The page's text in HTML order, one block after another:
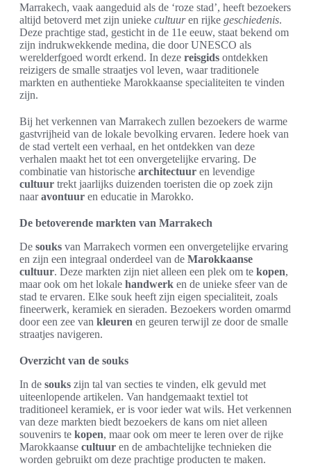
Marrakech, vaak aangeduid als de ‘roze stad’, heeft bezoekers
altijd betoverd met zijn unieke cultuuren rijke geschiedenis.
Deze prachtige stad, gesticht in de 11e eeuw, staat bekend om
zijn indrukwekkende medina, die door UNESCO als
werelderfgoed wordt erkend. In deze reisgids ontdekken
reizigers de smalle straatjes vol leven, waar traditionele
markten en authentieke Marokkaanse specialiteiten te vinden
zijn.
Bij het verkennen van Marrakech zullen bezoekers de warme
gastvrijheid van de lokale bevolking ervaren. Iedere hoek van
de stad vertelt een verhaal, en het ontdekken van deze
verhalen maakt het tot een onvergetelijke ervaring. De
combinatie van historische architectuur en levendige
cultuur trekt jaarlijks duizenden toeristen die op zoek zijn
naaravontuur en educatie in Marokko.
De betoverende markten van Marrakech
De souks van Marrakech vormen een onvergetelijke ervaring
en zijn een integraal onderdeel van de Marokkaanse
cultuur. Deze markten zijn niet alleen een plek om te kopen,
maar ook om het lokale handwerk en de unieke sfeer van de
stad te ervaren. Elke souk heeft zijn eigen specialiteit, zoals
fineerwerk, keramiek en sieraden. Bezoekers worden omarmd
door een zee van kleuren en geuren terwijl ze door de smalle
straatjes navigeren.
Overzicht van de souks
In de souks zijn tal van secties te vinden, elk gevuld met
uiteenlopende artikelen. Van handgemaakt textiel tot
traditioneel keramiek, er is voor ieder wat wils. Het verkennen
van deze markten biedt bezoekers de kans om niet alleen
souvenirs te kopen, maar ook om meer te leren over de rijke
Marokkaanse cultuur en de ambachtelijke technieken die
worden gebruikt om deze prachtige producten te maken.